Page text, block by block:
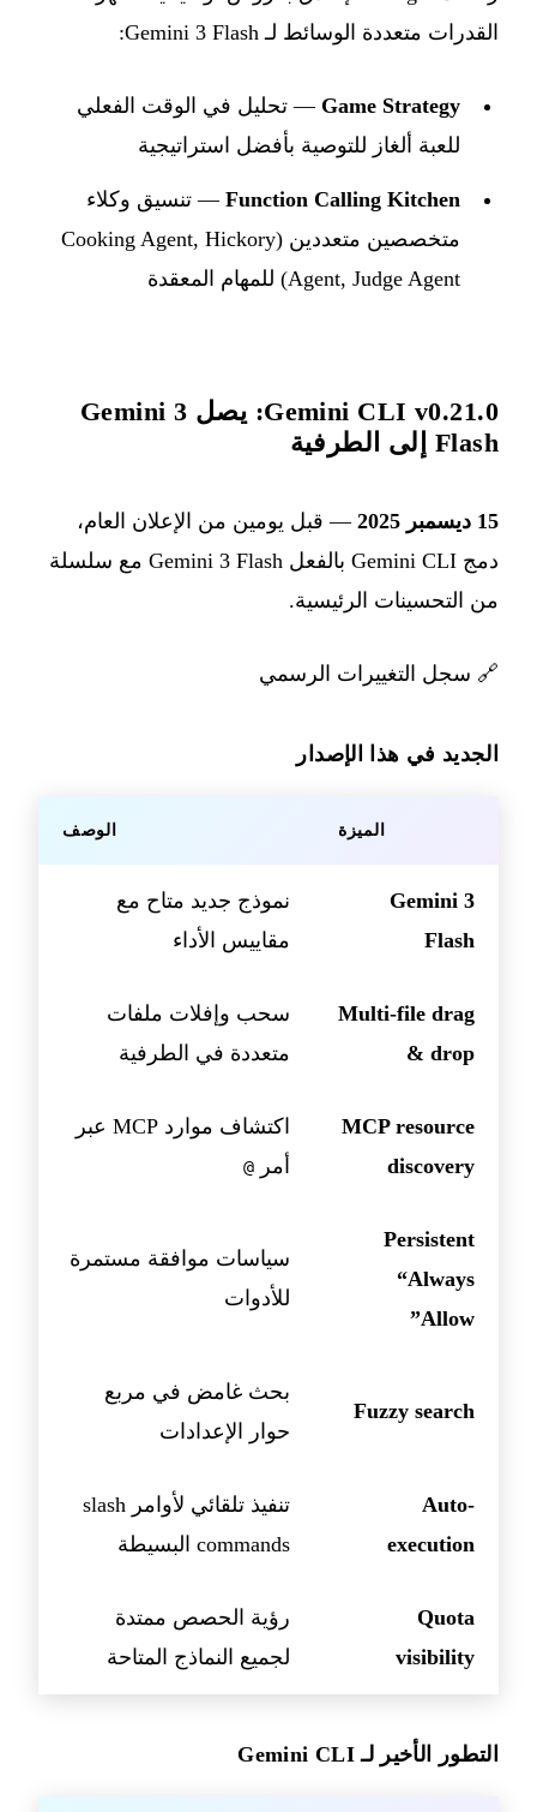
القدرات متعددة الوسائط لـ Gemini 3 Flash:
Game Strategy — تحليل في الوقت الفعلي
للعبة ألغاز للتوصية بأفضل استراتيجية
Function Calling Kitchen — تنسيق وكلاء
متخصصين متعددين (Cooking Agent, Hickory
Agent, Judge Agent) للمهام المعقدة
Gemini CLI v0.21.0: يصل Gemini 3
Flash إلى الطرفية
15 ديسمبر 2025
— قبل يومين من الإعلان العام،
دمج Gemini CLI بالفعل Gemini 3 Flash مع سلسلة
من التحسينات الرئيسية.
🔗 سجل التغييرات الرسمي
الجديد في هذا الإصدار
الميزة الوصف
Gemini 3
Flash
نموذج جديد متاح مع
مقاييس الأداء
Multi-file drag
& drop
سحب وإفلات ملفات
متعددة في الطرفية
MCP resource
discovery
اكتشاف موارد MCP عبر
أمر @
Persistent
“Always
Allow”
سياسات موافقة مستمرة
للأدوات
Fuzzy search
بحث غامض في مربع
حوار الإعدادات
Auto-
execution
تنفيذ تلقائي لأوامر slash
commands البسيطة
Quota
visibility
رؤية الحصص ممتدة
لجميع النماذج المتاحة
التطور الأخير لـ Gemini CLI